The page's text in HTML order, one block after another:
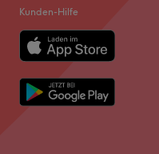
Kunden-Hilfe